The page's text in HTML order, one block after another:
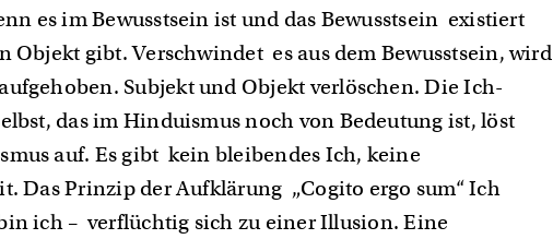
es im Bewusstsein ist und das Bewusstsein existiert
Objekt gibt. Verschwindet es aus dem Bewusstsein, wird
Subjekt und Objekt verlöschen. Die Ich-
das im Hinduismus noch von Bedeutung ist, löst
auf. Es gibt kein bleibendes Ich, keine
Das Prinzip der Aufklärung „Cogito ergo sum“ Ich
ich – verflüchtig sich zu einer Illusion. Eine